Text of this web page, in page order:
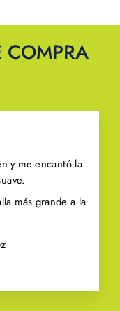
COMPRA
y me encantó la
más grande a la